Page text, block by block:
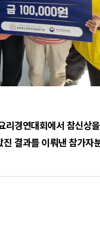
리경연대회에서 참신상
진 결과를 이뤄낸 참가